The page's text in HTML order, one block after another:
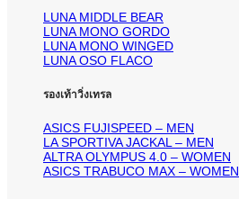
LUNA MIDDLE BEAR
LUNA MONO GORDO
LUNA MONO WINGED
LUNA OSO FLACO
รองเท้าวิ่งเทรล
ASICS FUJISPEED – MEN
LA SPORTIVA JACKAL – MEN
ALTRA OLYMPUS 4.0 – WOMEN
ASICS TRABUCO MAX – WOMEN